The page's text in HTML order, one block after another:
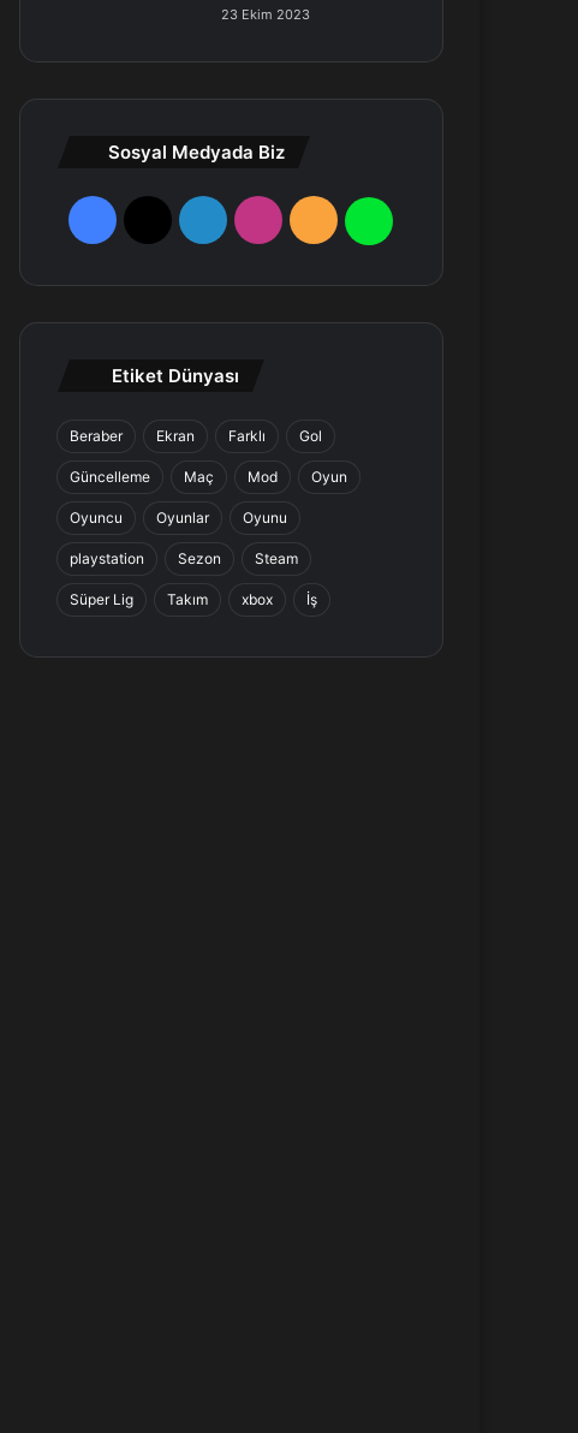
23 Ekim 2023
Sosyal Medyada Biz
F
e
k
X
L
n
a
m
R
W
a
Etiket Dünyası
Beraber Ekran Farklı Gol
Güncelleme Maç Mod Oyun
Oyuncu Oyunlar Oyunu
playstation Sezon Steam
Süper Lig Takım xbox İş